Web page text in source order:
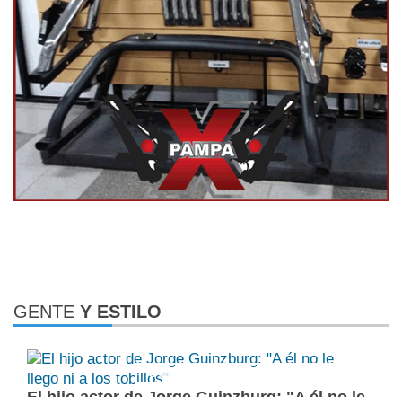
GENTE Y ESTILO
Comments: